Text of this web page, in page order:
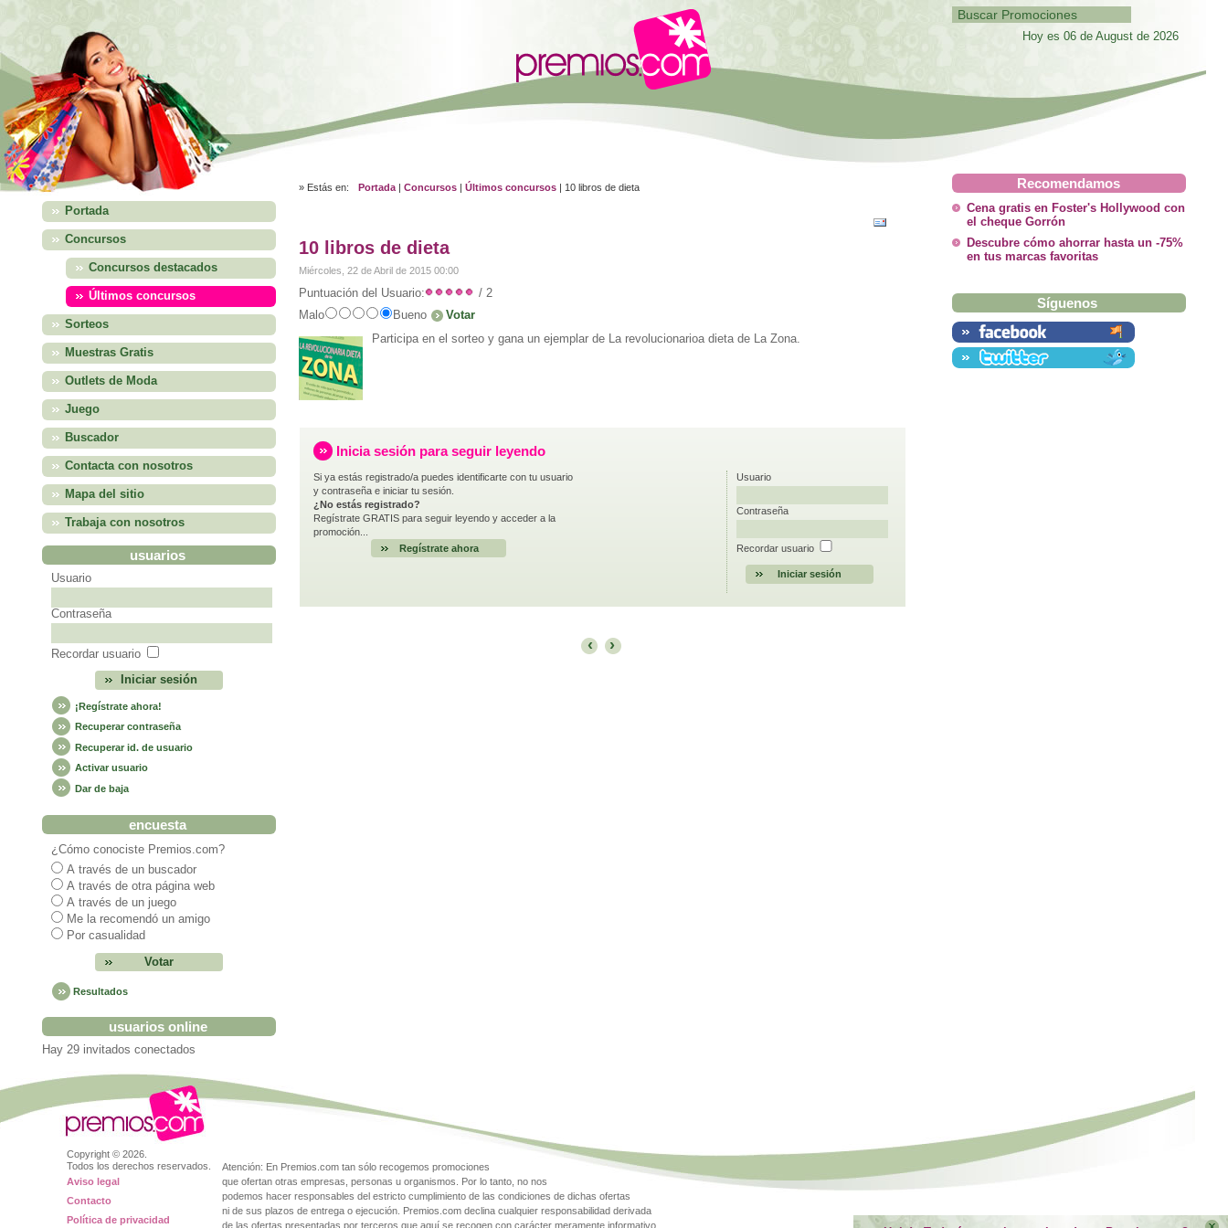
Portada
Concursos
Concursos destacados
Últimos concursos
Sorteos
Muestras Gratis
Outlets de Moda
Juego
Buscador
Contacta con nosotros
Mapa del sitio
Trabaja con nosotros
usuarios
Usuario
Contraseña
Recordar usuario
¡Regístrate ahora!
Recuperar contraseña
Recuperar id. de usuario
Activar usuario
Dar de baja
encuesta
¿Cómo conociste Premios.com?
A través de un buscador
A través de otra página web
A través de un juego
Me la recomendó un amigo
Por casualidad
Resultados
usuarios online
Hay 29 invitados conectados
Hoy es 06 de August de 2026
» Estás en: Portada |Concursos |Últimos concursos | 10 libros de dieta
10 libros de dieta
Miércoles, 22 de Abril de 2015 00:00
Puntuación del Usuario:
/ 2
Malo
Bueno
Participa en el sorteo y gana un ejemplar de La revolucionarioa dieta de La Zona.
Inicia sesión para seguir leyendo
Si ya estás registrado/a puedes identificarte con tu usuario
y contraseña e iniciar tu sesión.
Usuario
Contraseña
Recordar usuario
¿No estás registrado?
Regístrate GRATIS para seguir leyendo y acceder a la
promoción...
Regístrate ahora
‹ ›
Recomendamos
Cena gratis en Foster's Hollywood con
el cheque Gorrón
Descubre cómo ahorrar hasta un -75%
en tus marcas favoritas
Síguenos
Copyright © 2026.
Todos los derechos reservados.
Aviso legal
Contacto
Política de privacidad
Atención: En Premios.com tan sólo recogemos promociones
que ofertan otras empresas, personas u organismos. Por lo tanto, no nos
podemos hacer responsables del estricto cumplimiento de las condiciones de dichas ofertas
ni de sus plazos de entrega o ejecución. Premios.com declina cualquier responsabilidad derivada
de las ofertas presentadas por terceros que aquí se recogen con carácter meramente informativo.